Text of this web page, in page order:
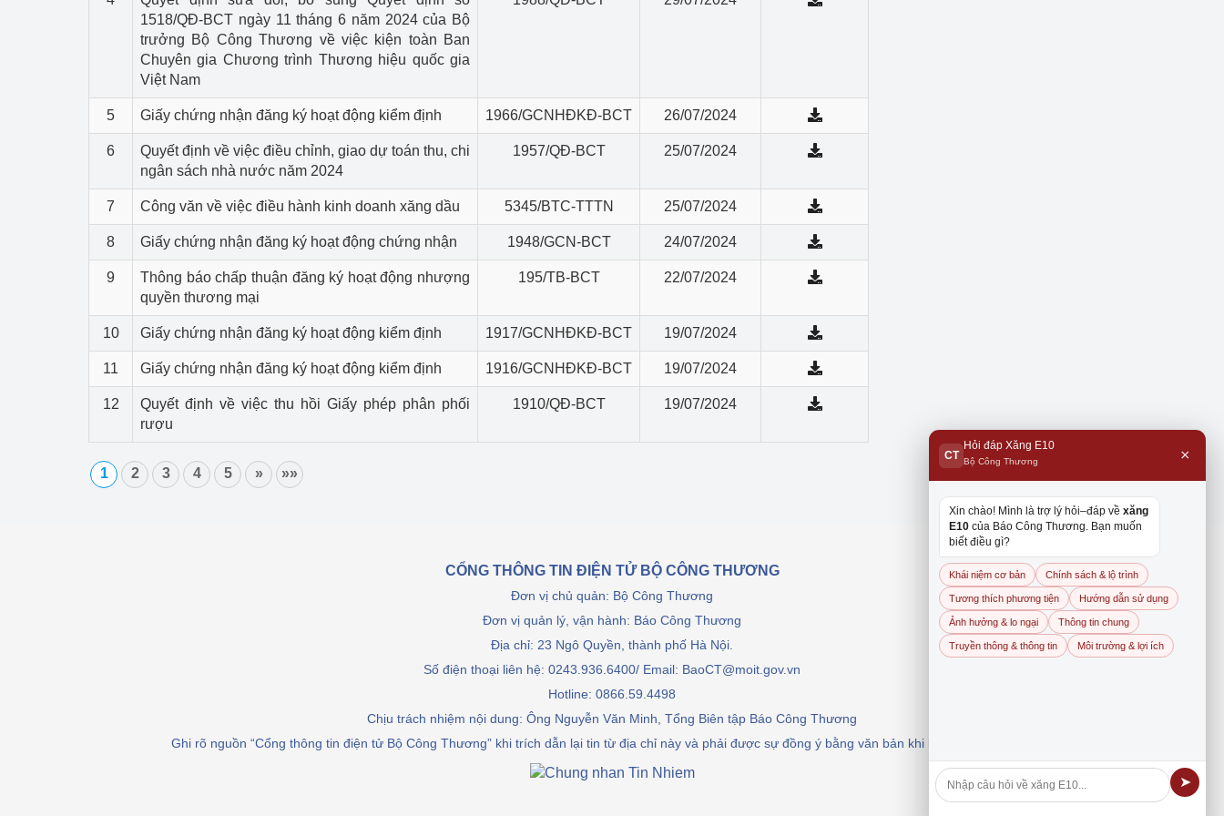
1518/QĐ-BCT ngày 11 tháng 6 năm 2024 của Bộ
trưởng Bộ Công Thương về việc kiện toàn Ban
Chuyên gia Chương trình Thương hiệu quốc gia
Việt Nam
5 Giấy chứng nhận đăng ký hoạt động kiểm định 1966/GCNHĐKĐ-BCT 26/07/2024
6
Quyết định về việc điều chỉnh, giao dự toán thu, chi
ngân sách nhà nước năm 2024
1957/QĐ-BCT 25/07/2024
7 Công văn về việc điều hành kinh doanh xăng dầu 5345/BTC-TTTN 25/07/2024
8 Giấy chứng nhận đăng ký hoạt động chứng nhận 1948/GCN-BCT 24/07/2024
9
Thông báo chấp thuận đăng ký hoạt động nhượng
quyền thương mại
195/TB-BCT 22/07/2024
10 Giấy chứng nhận đăng ký hoạt động kiểm định 1917/GCNHĐKĐ-BCT 19/07/2024
11 Giấy chứng nhận đăng ký hoạt động kiểm định 1916/GCNHĐKĐ-BCT 19/07/2024
12
Quyết định về việc thu hồi Giấy phép phân phối
rượu
1910/QĐ-BCT 19/07/2024
1 2 3 4 5 » »»
CỔNG THÔNG TIN ĐIỆN TỬ BỘ CÔNG THƯƠNG
Đơn vị chủ quản: Bộ Công Thương
Đơn vị quản lý, vận hành: Báo Công Thương
Địa chỉ: 23 Ngô Quyền, thành phố Hà Nội.
Số điện thoại liên hệ: 0243.936.6400/ Email: BaoCT@moit.gov.vn
Hotline: 0866.59.4498
Chịu trách nhiệm nội dung: Ông Nguyễn Văn Minh, Tổng Biên tập Báo Công Thương
Ghi rõ nguồn “Cổng thông tin điện tử Bộ Công Thương” khi trích dẫn lại tin từ địa chỉ này và phải được sự đồng ý bằng văn bản khi khai thác, dẫn nguồn.
CT
Hỏi đáp Xăng E10
Bộ Công Thương ×
Xin chào! Mình là trợ lý hỏi–đáp về xăng
E10 của Báo Công Thương. Bạn muốn
biết điều gì?
Khái niệm cơ bản Chính sách & lộ trình
Tương thích phương tiện Hướng dẫn sử dụng
Ảnh hưởng & lo ngại Thông tin chung
Truyền thông & thông tin Môi trường & lợi ích
➤